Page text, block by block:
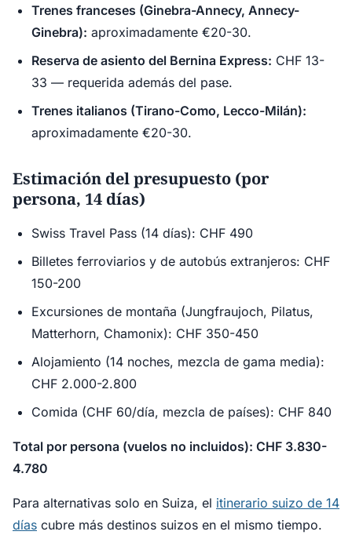
Trenes franceses (Ginebra-Annecy, Annecy-
Ginebra): aproximadamente €20-30.
Reserva de asiento del Bernina Express: CHF 13-
33 — requerida además del pase.
Trenes italianos (Tirano-Como, Lecco-Milán):
aproximadamente €20-30.
Estimación del presupuesto (por
persona, 14 días)
Swiss Travel Pass (14 días): CHF 490
Billetes ferroviarios y de autobús extranjeros: CHF
150-200
Excursiones de montaña (Jungfraujoch, Pilatus,
Matterhorn, Chamonix): CHF 350-450
Alojamiento (14 noches, mezcla de gama media):
CHF 2.000-2.800
Comida (CHF 60/día, mezcla de países): CHF 840
Total por persona (vuelos no incluidos): CHF 3.830-
4.780
Para alternativas solo en Suiza, el itinerario suizo de 14
días cubre más destinos suizos en el mismo tiempo.